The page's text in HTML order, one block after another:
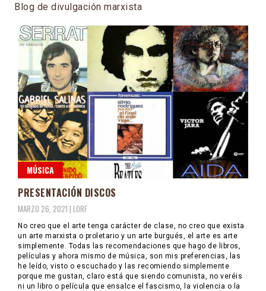
Blog de divulgación marxista
MÚSICA
PRESENTACIÓN DISCOS
MARZO 26, 2021 | LORF
No creo que el arte tenga carácter de clase, no creo que exista
un arte marxista o proletario y un arte burgués, el arte es arte
simplemente. Todas las recomendaciones que hago de libros,
películas y ahora mismo de música, son mis preferencias, las
he leído, visto o escuchado y las recomiendo simplemente
porque me gustan, claro está que siendo comunista, no veréis
ni un libro o película que ensalce el fascismo, la violencia o la